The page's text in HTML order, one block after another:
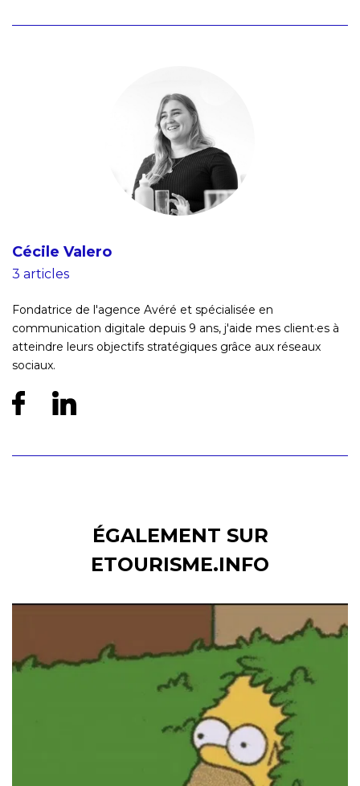
Cécile Valero
3 articles
Fondatrice de l'agence Avéré et spécialisée en
communication digitale depuis 9 ans, j'aide mes client·es à
atteindre leurs objectifs stratégiques grâce aux réseaux
sociaux.
ÉGALEMENT SUR
ETOURISME.INFO